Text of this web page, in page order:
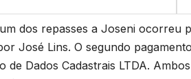
dos repasses a Joseni ocorreu
José Lins. O segundo
de Dados Cadastrais LTDA.